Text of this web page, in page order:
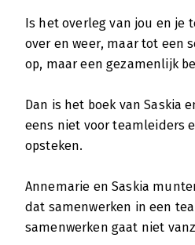
Is het overleg van jou en je
over en weer, maar tot een
op, maar een gezamenlijk
Dan is het boek van Saskia
eens niet voor teamleiders
opsteken.
Annemarie en Saskia
dat samenwerken in een
samenwerken gaat niet